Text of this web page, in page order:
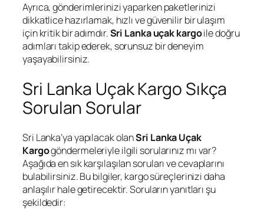
Ayrıca, gönderimlerinizi yaparken paketlerinizi
dikkatlice hazırlamak, hızlı ve güvenilir bir ulaşım
için kritik bir adımdır.Sri Lanka uçak kargoile doğru
adımları takip ederek, sorunsuz bir deneyim
yaşayabilirsiniz.
Sri Lanka Uçak Kargo Sıkça
Sorulan Sorular
Sri Lanka’ya yapılacak olanSri Lanka Uçak
Kargogöndermeleriyle ilgili sorularınız mı var?
Aşağıda en sık karşılaşılan soruları ve cevaplarını
bulabilirsiniz. Bu bilgiler, kargo süreçlerinizi daha
anlaşılır hale getirecektir. Soruların yanıtları şu
şekildedir: